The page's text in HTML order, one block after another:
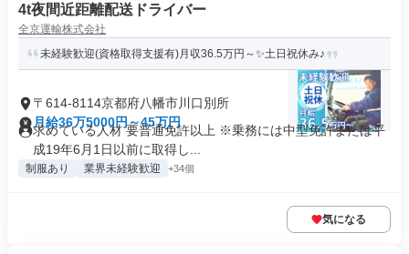
4t夜間近距離配送ドライバー
全京運輸株式会社
未経験歓迎(資格取得支援有)月収36.5万円～✨土日祝休み♪
〒614-8114京都府八幡市川口別所
月給36万5000円～45万円
求めている人材 要普通免許以上 ※乗務には中型免許または平
成19年6月1日以前に取得し...
制服あり 業界未経験歓迎 +34個
気になる